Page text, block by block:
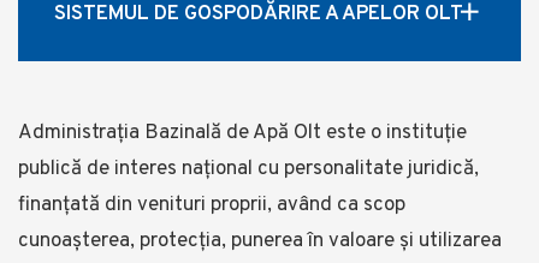
SISTEMUL DE GOSPODĂRIRE A APELOR OLT
Administrația Bazinală de Apă Olt este o instituție
publică de interes național cu personalitate juridică,
finanțată din venituri proprii, având ca scop
cunoașterea, protecția, punerea în valoare și utilizarea